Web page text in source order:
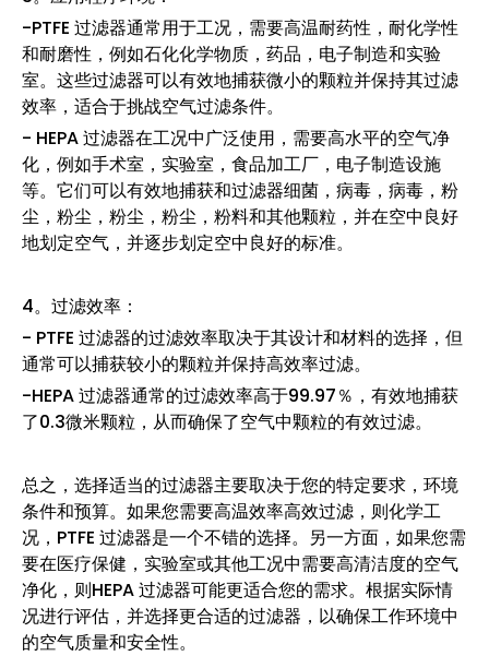
-PTFE 过滤器通常用于工况，需要高温耐药性，耐化学性
和耐磨性，例如石化化学物质，药品，电子制造和实验
室。这些过滤器可以有效地捕获微小的颗粒并保持其过滤
效率，适合于挑战空气过滤条件。
- HEPA 过滤器在工况中广泛使用，需要高水平的空气净
化，例如手术室，实验室，食品加工厂，电子制造设施
等。它们可以有效地捕获和过滤器细菌，病毒，病毒，粉
尘，粉尘，粉尘，粉尘，粉料和其他颗粒，并在空中良好
地划定空气，并逐步划定空中良好的标准。
4。过滤效率：
- PTFE 过滤器的过滤效率取决于其设计和材料的选择，但
通常可以捕获较小的颗粒并保持高效率过滤。
-HEPA 过滤器通常的过滤效率高于99.97％，有效地捕获
了0.3微米颗粒，从而确保了空气中颗粒的有效过滤。
总之，选择适当的过滤器主要取决于您的特定要求，环境
条件和预算。如果您需要高温效率高效过滤，则化学工
况，PTFE 过滤器是一个不错的选择。另一方面，如果您需
要在医疗保健，实验室或其他工况中需要高清洁度的空气
净化，则HEPA 过滤器可能更适合您的需求。根据实际情
况进行评估，并选择更合适的过滤器，以确保工作环境中
的空气质量和安全性。